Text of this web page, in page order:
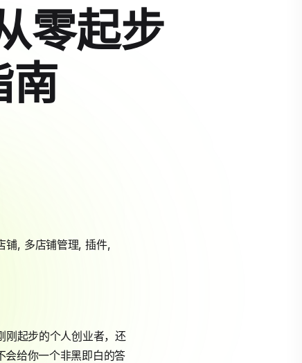
零起步
南
铺, 多店铺管理,插件,
刚起步的个人创业者，还
会给你一个非黑即白的答